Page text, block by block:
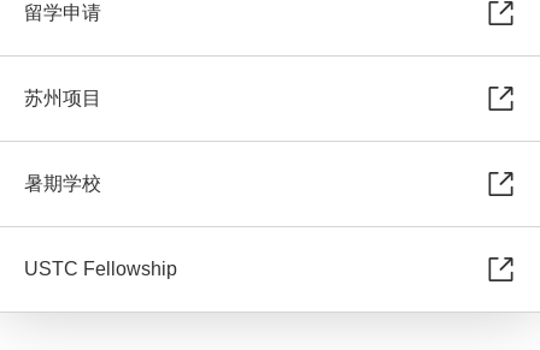
留学申请
苏州项目
暑期学校
USTC Fellowship